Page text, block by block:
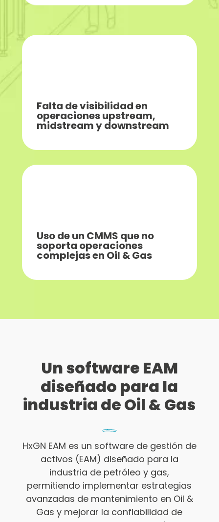
Falta de visibilidad en
operaciones upstream,
midstream y downstream
Uso de un CMMS que no
soporta operaciones
complejas en Oil & Gas
Un software EAM
diseñado para la
industria de Oil & Gas
HxGN EAM es un software de gestión de
activos (EAM) diseñado para la
industria de petróleo y gas,
permitiendo implementar estrategias
avanzadas de mantenimiento en Oil &
Gas y mejorar la confiabilidad de